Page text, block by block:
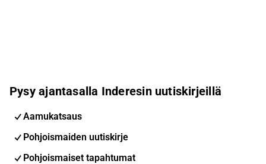
Pysy ajantasalla Inderesin uutiskirjeillä
Aamukatsaus
Pohjoismaiden uutiskirje
Pohjoismaiset tapahtumat